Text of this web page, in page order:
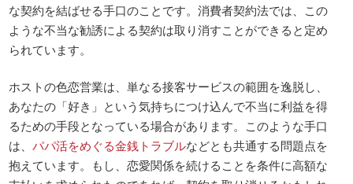
な契約を結ばせる手口のことです。消費者契約法では、この
ような不当な勧誘による契約は取り消すことができると定め
られています。
ホストの色恋営業は、単なる接客サービスの範囲を逸脱し、
あなたの「好き」という気持ちにつけ込んで不当に利益を得
るための手段となっている場合があります。このような手口
は、パパ活をめぐる金銭トラブルなどとも共通する問題点を
抱えています。もし、恋愛関係を続けることを条件に高額な